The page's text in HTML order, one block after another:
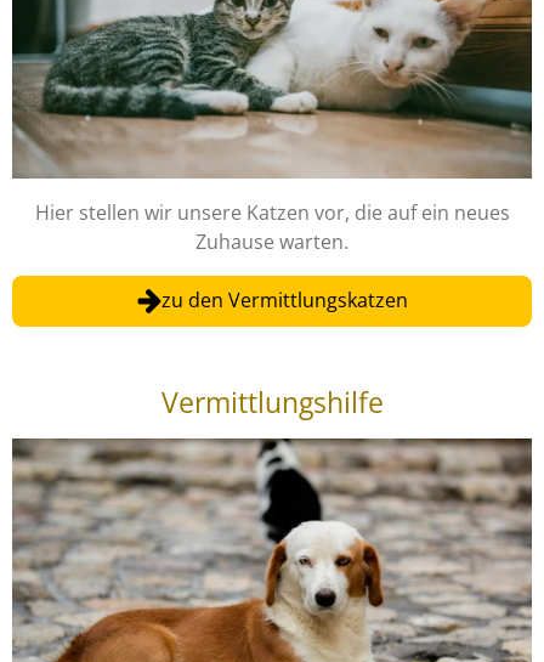
Hier stellen wir unsere Katzen vor, die auf ein neues
Zuhause warten.
zu den Vermittlungskatzen
Vermittlungshilfe